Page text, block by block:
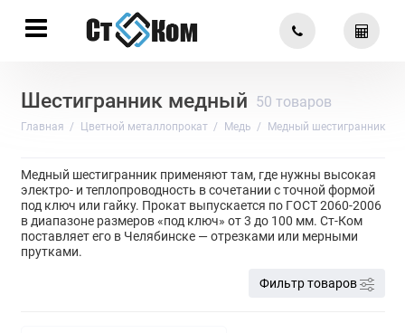
Шестигранник медный 50 товаров
Главная Цветной металлопрокат Медь Медный шестигранник
Медный шестигранник применяют там, где нужны высокая
электро- и теплопроводность в сочетании с точной формой
под ключ или гайку. Прокат выпускается по ГОСТ 2060-2006
в диапазоне размеров «под ключ» от 3 до 100 мм. Ст-Ком
поставляет его в Челябинске — отрезками или мерными
прутками.
Фильтр товаров